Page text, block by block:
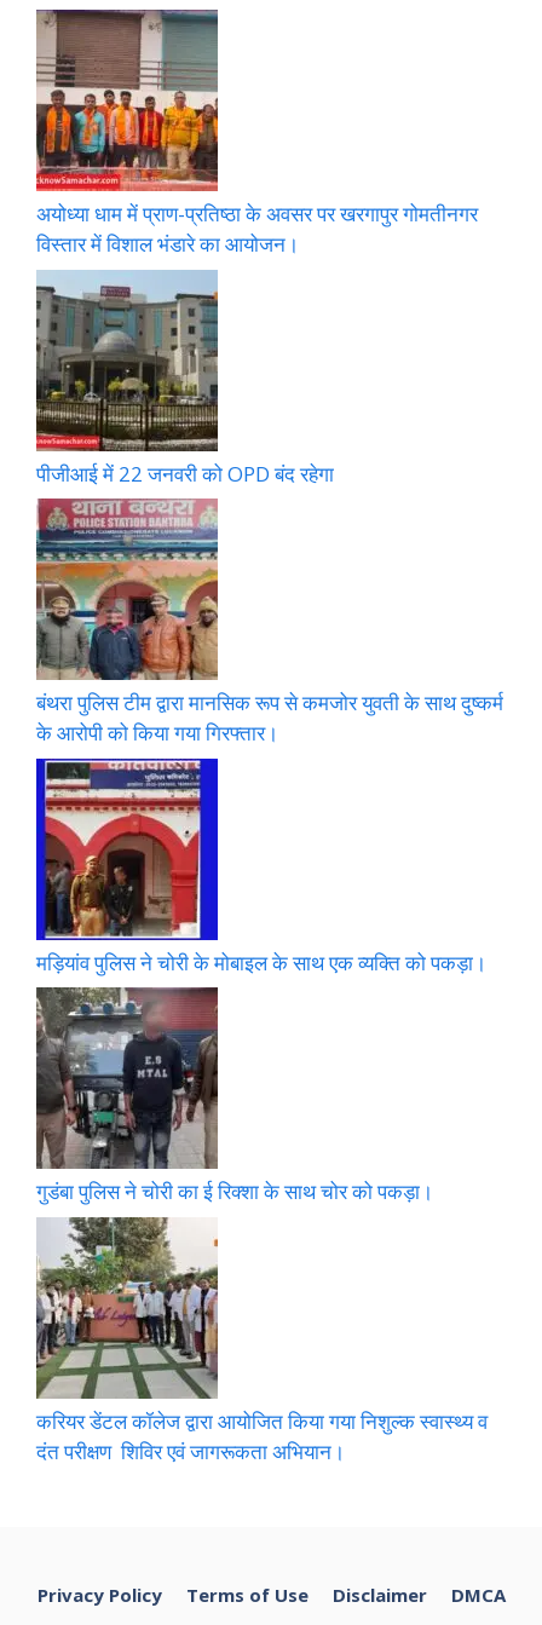
अयोध्या धाम में प्राण-प्रतिष्ठा के अवसर पर खरगापुर गोमतीनगर
विस्तार में विशाल भंडारे का आयोजन।
पीजीआई में 22 जनवरी को OPD बंद रहेगा
बंथरा पुलिस टीम द्वारा मानसिक रूप से कमजोर युवती के साथ दुष्कर्म
के आरोपी को किया गया गिरफ्तार।
मड़ियांव पुलिस ने चोरी के मोबाइल के साथ एक व्यक्ति को पकड़ा।
गुडंबा पुलिस ने चोरी का ई रिक्शा के साथ चोर को पकड़ा।
करियर डेंटल कॉलेज द्वारा आयोजित किया गया निशुल्क स्वास्थ्य व
दंत परीक्षण शिविर एवं जागरूकता अभियान।
Privacy Policy Terms of Use Disclaimer
DMCA